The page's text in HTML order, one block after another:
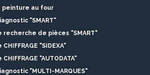
peinture au four
"SMART"
recherche de pièces "SMART"
"SIDEXA"
"AUTODATA"
"MULTI-MARQUES"